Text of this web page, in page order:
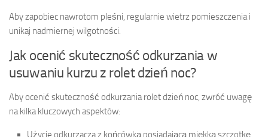
Aby zapobiec nawrotom pleśni, regularnie wietrz pomieszczenia i
unikaj nadmiernej wilgotności.
Jak ocenić skuteczność odkurzania w
usuwaniu kurzu z rolet dzień noc?
Aby ocenić skuteczność odkurzania rolet dzień noc, zwróć uwagę
na kilka kluczowych aspektów:
Użycie odkurzacza z końcówką posiadającą miękką szczotkę,